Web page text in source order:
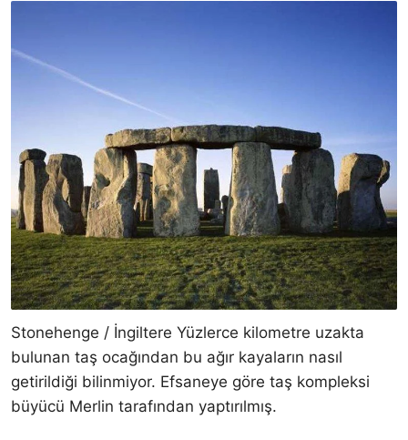
Stonehenge / İngiltere Yüzlerce kilometre uzakta
bulunan taş ocağından bu ağır kayaların nasıl
getirildiği bilinmiyor. Efsaneye göre taş kompleksi
büyücü Merlin tarafından yaptırılmış.